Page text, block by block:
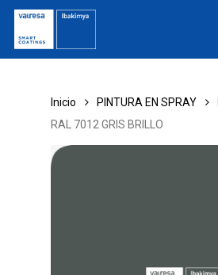
Skip
main
content
Inicio PINTURA EN SPRAY
RAL 7012 GRIS BRILLO